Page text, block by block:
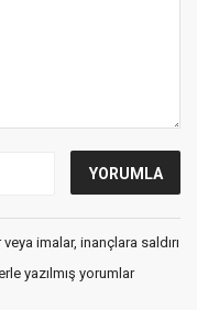
imalar, inançlara saldırı
yazılmış yorumlar